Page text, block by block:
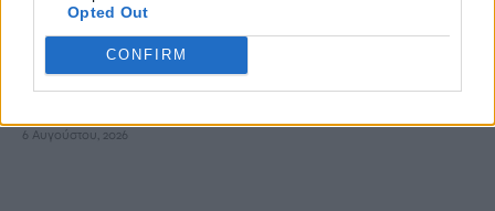
Opted Out
CONFIRM
6 Αυγούστου, 2026
6 Αυγούστου, 2026